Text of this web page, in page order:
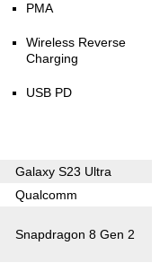
PMA
Wireless Reverse
Charging
USB PD
Galaxy S23 Ultra
Qualcomm
Snapdragon 8 Gen 2